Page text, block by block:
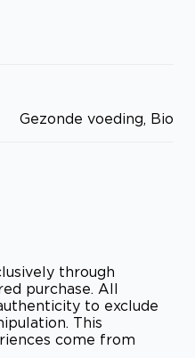
Gezonde voeding, Bio
through
purchase. All
to exclude
This
come from